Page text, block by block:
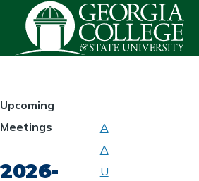
Skip to main content
HOMEPAGE
Upcoming
Meetings
2026-
UNIVERSITY
SENATE
A
A
U